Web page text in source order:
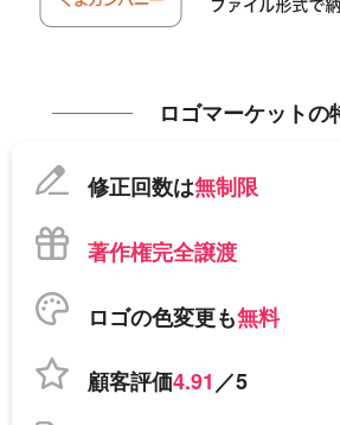
ロゴマーケットの
修正回数は無制限
著作権完全譲渡
ロゴの色変更も無料
顧客評価4.91／5